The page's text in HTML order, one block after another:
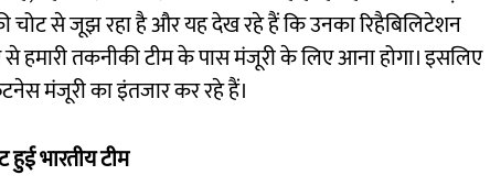
चोट से जूझ रहा है और यह देख रहे हैं कि उनका रिहैबिलिटेशन
से हमारी तकनीकी टीम के पास मंजूरी के लिए आना होगा। इसलिए
मंजूरी का इंतजार कर रहे हैं।
भारतीय टीम